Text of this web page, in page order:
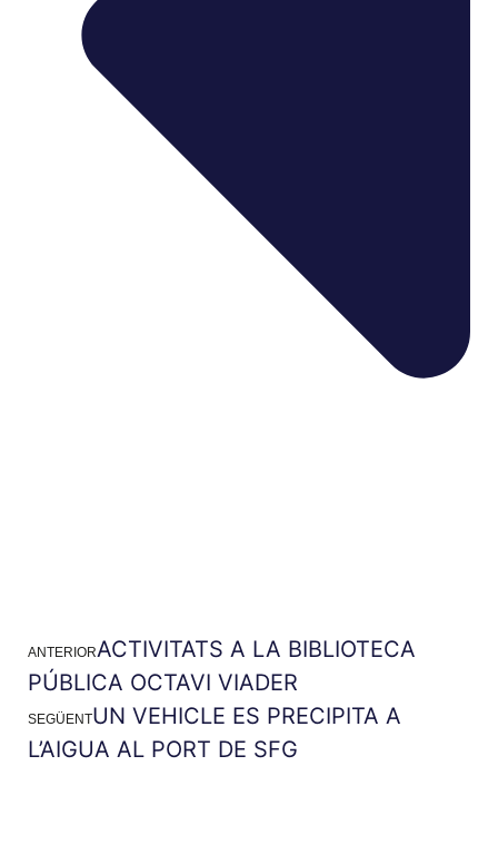
ANTERIORACTIVITATS A LA BIBLIOTECA
PÚBLICA OCTAVI VIADER
SEGÜENTUN VEHICLE ES PRECIPITA A
L’AIGUA AL PORT DE SFG